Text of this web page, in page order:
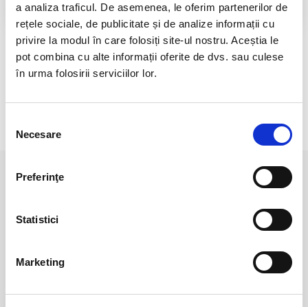
a analiza traficul. De asemenea, le oferim partenerilor de
rețele sociale, de publicitate și de analize informații cu
privire la modul în care folosiți site-ul nostru. Aceștia le
pot combina cu alte informații oferite de dvs. sau culese
în urma folosirii serviciilor lor.
consimțământului
Necesare
Preferinţe
Statistici
Marketing
GARANTIE PRODUSE
pentru toate produsele
DESCRIERE PRODUS
PRODUSE ASEMANATOARE